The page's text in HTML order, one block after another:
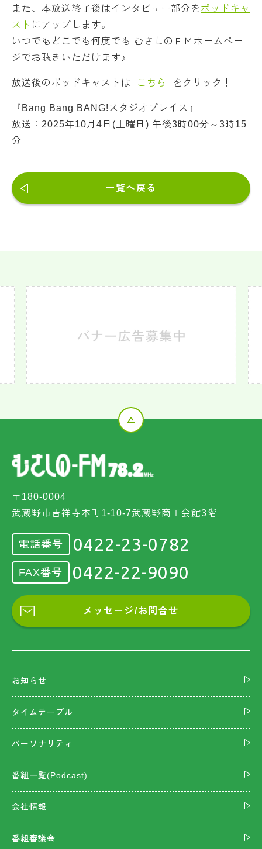
また、本放送終了後はインタビュー部分をポッドキャ
スト にアップします。
いつでもどこでも何度でも むさしのＦＭホームペー
ジでお聴きいただけます♪
放送後のポッドキャストは こちら をクリック！
『Bang Bang BANG!スタジオプレイス』
放送：2025年10月4日(土曜日) 午後3時00分～3時15
分
一覧へ戻る
〒180-0004
武蔵野市吉祥寺本町1-10-7武蔵野商工会館3階
電話番号 0422-23-0782
FAX番号 0422-22-9090
メッセージ/お問合せ
お知らせ
タイムテーブル
パーソナリティ
番組一覧(Podcast)
会社情報
番組審議会